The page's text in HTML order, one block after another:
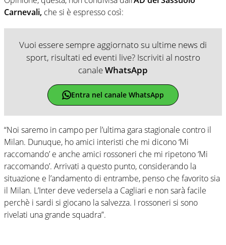
Carnevali, che si è espresso così:
Vuoi essere sempre aggiornato su ultime news di
sport, risultati ed eventi live? Iscriviti al nostro
canaleWhatsApp
Entra nel canale WhatsApp
“Noi saremo in campo per l’ultima gara stagionale contro il
Milan. Dunuque, ho amici interisti che mi dicono ‘Mi
raccomando’ e anche amici rossoneri che mi ripetono ‘Mi
raccomando’. Arrivati a questo punto, considerando la
situazione e l’andamento di entrambe, penso che favorito sia
il Milan. L’Inter deve vedersela a Cagliari e non sarà facile
perchè i sardi si giocano la salvezza. I rossoneri si sono
rivelati una grande squadra”.